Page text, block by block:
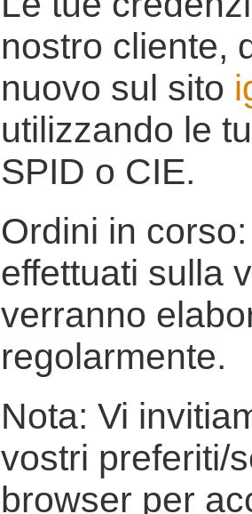
nostro cliente,
nuovo sul sito
utilizzando le
SPID o CIE.
Ordini in
effettuati sulla
verranno
regolarmente.
Nota: Vi
vostri preferiti/
browser per